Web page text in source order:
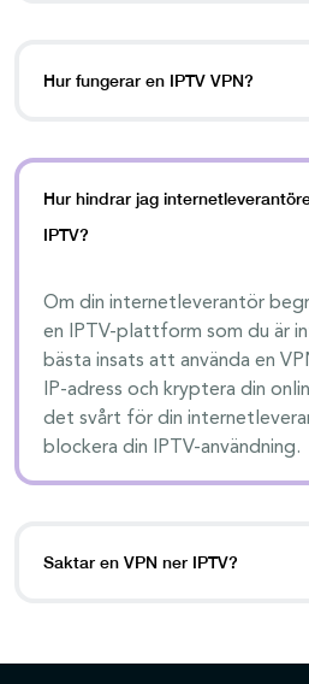
Hur fungerar en IPTV VPN?
Hur hindrar jag
IPTV?
Om din internetleverantör
en IPTV-plattform som du är
bästa insats att använda en
IP-adress och kryptera din
det svårt för din
blockera din IPTV-användning.
Saktar en VPN ner IPTV?